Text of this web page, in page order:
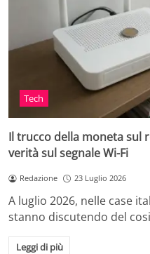
Tech
Il trucco della moneta sul
verità sul segnale Wi-Fi
Redazione 23 Luglio 2026
A luglio 2026, nelle case
stanno discutendo del
Leggi di più